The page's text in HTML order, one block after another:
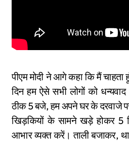
पीएम मोदी ने आगे कहा कि मैं चाहता
दिन हम ऐसे सभी लोगों को धन्यवाद
ठीक 5 बजे, हम अपने घर के दरवाजे
खिड़कियों के सामने खड़े होकर 5
आभार व्यक्त करें। ताली बजाकर,